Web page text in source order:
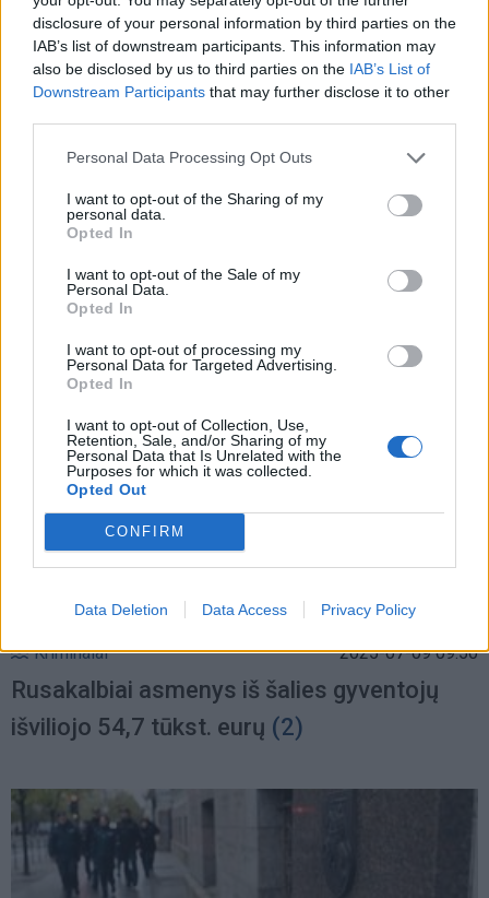
disclosure of your personal information by third parties on the
IAB’s list of downstream participants. This information may
also be disclosed by us to third parties on the IAB’s List of
Downstream Participants that may further disclose it to other
Personal Data Processing Opt Outs
I want to opt-out of the Sharing of my
personal data.
Opted In
I want to opt-out of the Sale of my
Personal Data.
Opted In
I want to opt-out of processing my
Personal Data for Targeted Advertising.
Opted In
I want to opt-out of Collection, Use,
Retention, Sale, and/or Sharing of my
Personal Data that Is Unrelated with the
Purposes for which it was collected.
Opted Out
CONFIRM
Data Deletion Data Access Privacy Policy
Žmonės 2025-08-22 06:33
Lietuvių pamėgstame krašte
atostogaujanti Viktorija Jakučinskaitė
pateko į sukčių pinkles: „Jie profesionalūs“
Kriminalai 2025-07-09 09:50
Rusakalbiai asmenys iš šalies gyventojų
išviliojo 54,7 tūkst. eurų (2)